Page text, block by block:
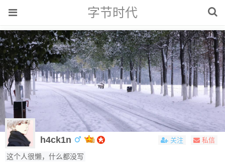
字节时代
h4ck1n 私信
关注
这个人很懒，什么都没写